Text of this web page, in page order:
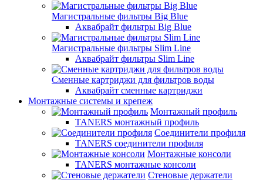
Магистральные фильтры Big Blue
Аквабрайт фильтры Big Blue
Магистральные фильтры Slim Line
Аквабрайт фильтры Slim Line
Сменные картриджи для фильтров воды
Аквабрайт сменные картриджи
Монтажные системы и крепеж
Монтажный профиль
TANERS монтажный профиль
Соединители профиля
TANERS соединители профиля
Монтажные консоли
TANERS монтажные консоли
Стеновые держатели